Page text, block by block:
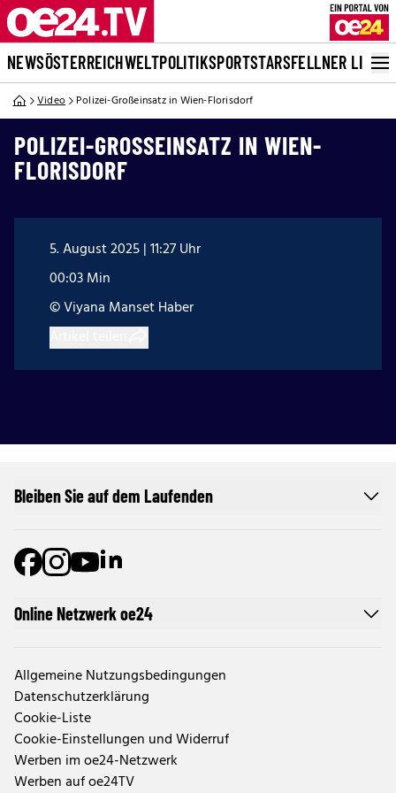
NEWSÖSTERREICHWELTPOLITIKSPORTSTARSFELLNER LIVE
Video Polizei-Großeinsatz in Wien-Florisdorf
POLIZEI-GROSSEINSATZ IN WIEN-F
LORISDORF
5. August 2025 | 11:27 Uhr
00:03 Min
© Viyana Manset Haber
Online Netzwerk oe24
Allgemeine Nutzungsbedingungen
Datenschutzerklärung
Cookie-Liste
Cookie-Einstellungen und Widerruf
Werben im oe24-Netzwerk
Werben auf oe24TV
Bleiben Sie auf dem Laufenden